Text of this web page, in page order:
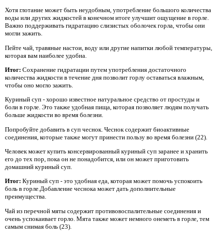
Хотя глотание может быть неудобным, употребление большого количества
воды или других жидкостей в конечном итоге улучшит ощущение в горле.
Важно поддерживать гидратацию слизистых оболочек горла, чтобы они
могли зажить.
Пейте чай, травяные настои, воду или другие напитки любой температуры,
которая вам наиболее удобна.
Итог: Сохранение гидратации путем употребления достаточного
количества жидкости в течение дня позволит горлу оставаться влажным,
чтобы оно могло зажить.
Куриный суп - хорошо известное натуральное средство от простуды и
боли в горле. Это также удобная пища, которая позволяет людям получать
больше жидкости во время болезни.
Попробуйте добавить в суп чеснок. Чеснок содержит биоактивные
соединения, которые также могут принести пользу во время болезни (22).
Человек может купить консервированный куриный суп заранее и хранить
его до тех пор, пока он не понадобится, или он может приготовить
домашний куриный суп.
Итог: Куриный суп - это удобная еда, которая может помочь успокоить
боль в горле.Добавление чеснока может дать дополнительные
преимущества.
Чай из перечной мяты содержит противовоспалительные соединения и
очень успокаивает горло. Мята также может немного онеметь в горле, тем
самым снимая боль (23).